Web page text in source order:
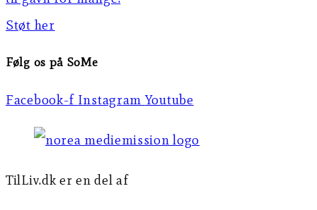
Støt her
Følg os på SoMe
Facebook-f Instagram Youtube
TilLiv.dk er en del af